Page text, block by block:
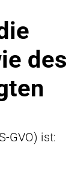
des
GVO) ist: